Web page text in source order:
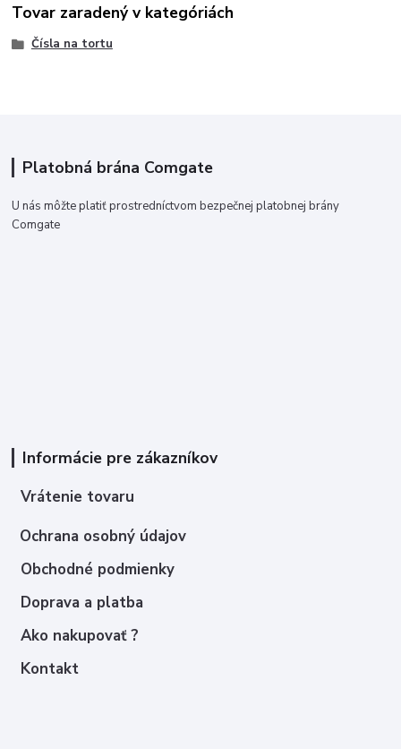
Tovar zaradený v kategóriách
Čísla na tortu
Platobná brána Comgate
U nás môžte platiť prostredníctvom bezpečnej platobnej brány
Comgate
Informácie pre zákazníkov
Vrátenie tovaru
Ochrana osobný údajov
Obchodné podmienky
Doprava a platba
Ako nakupovať ?
Kontakt